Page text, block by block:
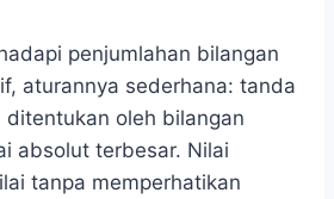
penjumlahan bilangan
aturannya sederhana: tanda
ditentukan oleh bilangan
absolut terbesar. Nilai
tanpa memperhatikan